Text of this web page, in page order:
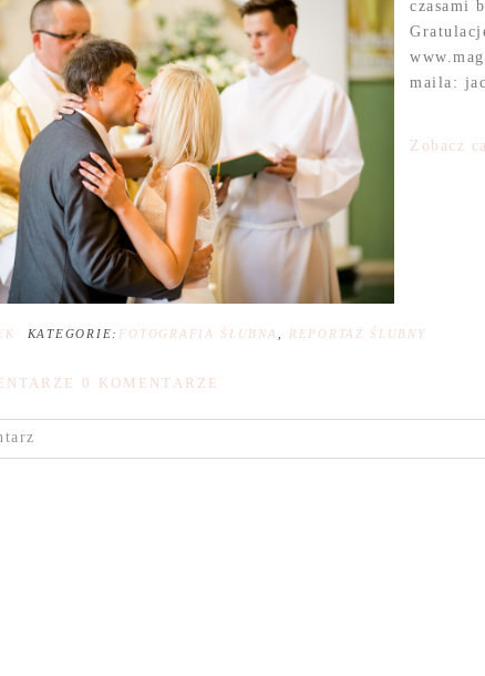
czasami
maila:
Zobacz
KATEGORIE: FOTOGRAFIA ŚLUBNA REPORTAŻ ŚLUBNY
0 KOMENTARZE